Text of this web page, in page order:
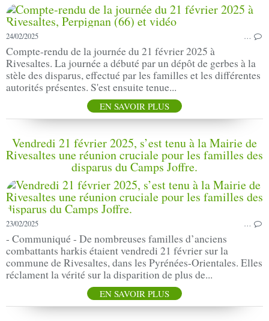
24/02/2025 …
Compte-rendu de la journée du 21 février 2025 à
Rivesaltes. La journée a débuté par un dépôt de gerbes à la
stèle des disparus, effectué par les familles et les différentes
autorités présentes. S'est ensuite tenue...
EN SAVOIR PLUS
Vendredi 21 février 2025, s’est tenu à la Mairie de
Rivesaltes une réunion cruciale pour les familles des
disparus du Camps Joffre.
23/02/2025 …
- Communiqué - De nombreuses familles d’anciens
combattants harkis étaient vendredi 21 février sur la
commune de Rivesaltes, dans les Pyrénées-Orientales. Elles
réclament la vérité sur la disparition de plus de...
EN SAVOIR PLUS